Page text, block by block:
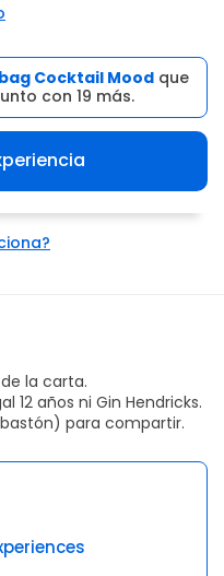
Cocktail Mood que
con 19 más.
la carta.
12 años ni Gin Hendricks.
para compartir.